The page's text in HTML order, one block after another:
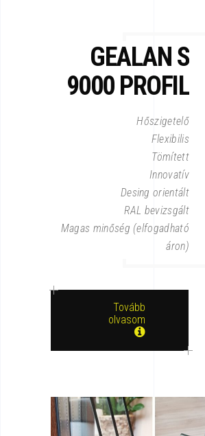
GEALAN S
9000PROFIL
Hőszigetelő
Flexibilis
Tömített
Innovatív
Desing orientált
RAL bevizsgált
Magas minőség (elfogadható
áron)
Tovább
olvasom